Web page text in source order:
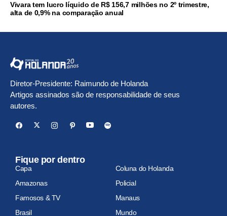
Vivara tem lucro líquido de R$ 156,7 milhões no 2º trimestre,
alta de 0,9% na comparação anual
Diretor-Presidente: Raimundo de Holanda
Artigos assinados são de responsabilidade de seus
autores.
Fique por dentro
Capa
Coluna do Holanda
Amazonas
Policial
Famosos & TV
Manaus
Brasil
Mundo